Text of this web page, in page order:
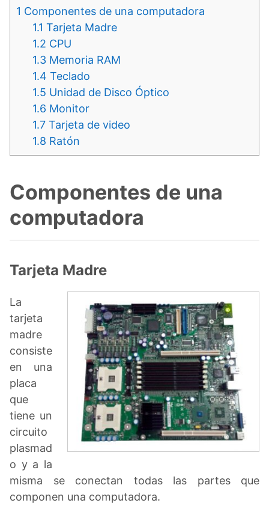
1 Componentes de una computadora
1.1 Tarjeta Madre
1.2 CPU
1.3 Memoria RAM
1.4 Teclado
1.5 Unidad de Disco Óptico
1.6 Monitor
1.7 Tarjeta de video
1.8 Ratón
Componentes de una
computadora
Tarjeta Madre
La
tarjeta
madre
consiste
en una
placa
que
tiene un
circuito
plasmad
o y a la
misma se conectan todas las partes que
componen una computadora.